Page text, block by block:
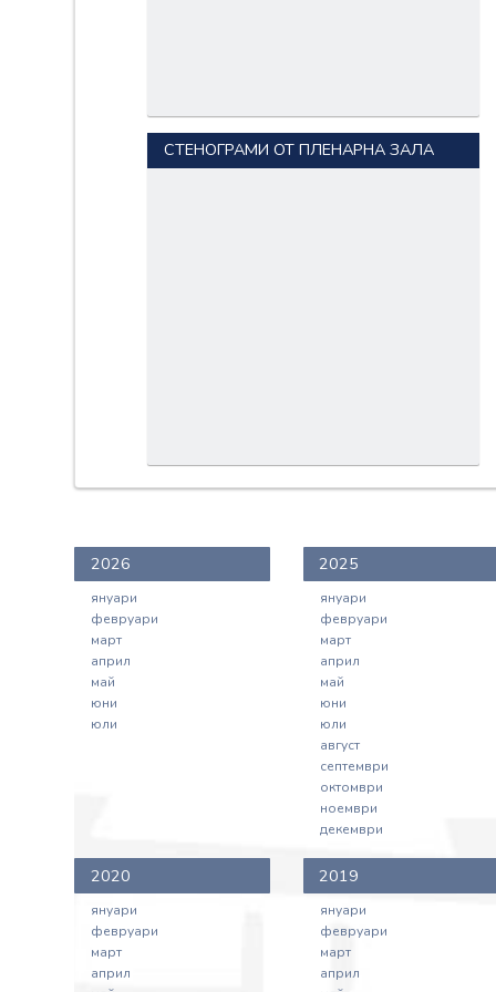
СТЕНОГРАМИ ОТ ПЛЕНАРНА ЗАЛА
2026
януари
февруари
март
април
май
юни
юли
2025
януари
февруари
март
април
май
юни
юли
август
септември
октомври
ноември
декември
2020
януари
февруари
март
април
2019
януари
февруари
март
април